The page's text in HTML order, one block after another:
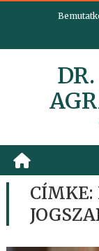
CÍMKE: